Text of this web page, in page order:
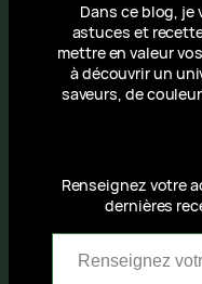
Dans ce blog, je
astuces et
mettre en valeur
à découvrir un
saveurs, de
Renseignez votre
dernières
Renseignez votre email